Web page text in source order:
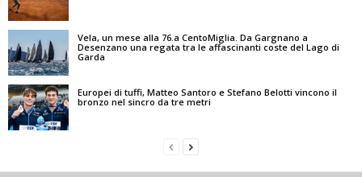
Vela, un mese alla 76.a CentoMiglia. Da Gargnano a
Desenzano una regata tra le affascinanti coste del Lago di
Garda
Europei di tuffi, Matteo Santoro e Stefano Belotti vincono il
bronzo nel sincro da tre metri